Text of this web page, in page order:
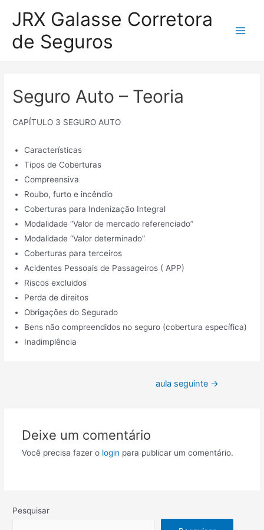
para
conteúdo
JRX Galasse Corretora
de Seguros
Seguro Auto – Teoria
CAPÍTULO 3 SEGURO AUTO
Características
Tipos de Coberturas
Compreensiva
Roubo, furto e incêndio
Coberturas para Indenização Integral
Modalidade “Valor de mercado referenciado”
Modalidade “Valor determinado”
Coberturas para terceiros
Acidentes Pessoais de Passageiros ( APP)
Riscos excluidos
Perda de direitos
Obrigações do Segurado
Bens não compreendidos no seguro (cobertura específica)
Inadimplência
aula seguinte →
Deixe um comentário
Você precisa fazer o login para publicar um comentário.
Pesquisar